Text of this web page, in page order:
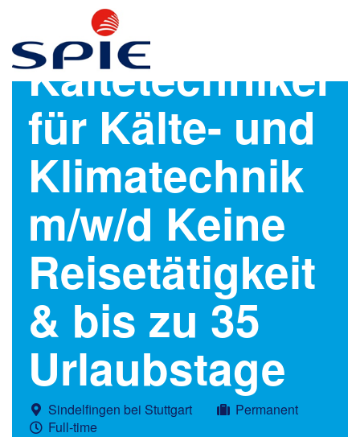
Kältetechniker
für Kälte- und
Klimatechnik
m/w/d Keine
Reisetätigkeit
& bis zu 35
Urlaubstage
Sindelfingen bei Stuttgart
Permanent
Full-time